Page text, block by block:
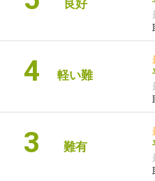
4 軽い難
3 難有